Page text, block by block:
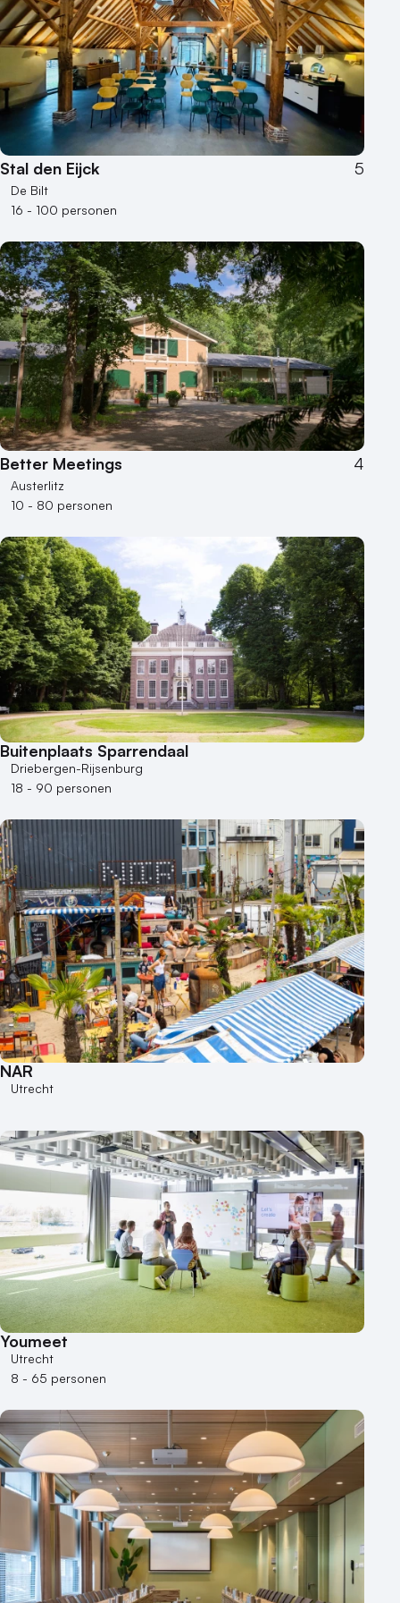
Stal den Eijck 5
De Bilt
16 - 100 personen
Better Meetings 4
Austerlitz
10 - 80 personen
Buitenplaats Sparrendaal
Driebergen-Rijsenburg
18 - 90 personen
NAR
Utrecht
Youmeet
Utrecht
8 - 65 personen